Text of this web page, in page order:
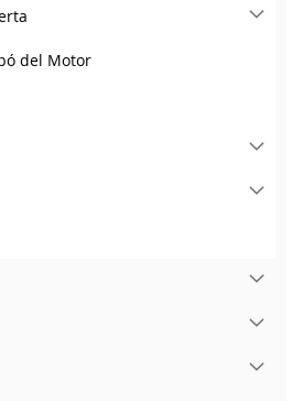
del Motor